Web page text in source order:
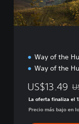
o
n
Way of the
Way of the
US$13.49
La oferta finaliza el
Precio más bajo en